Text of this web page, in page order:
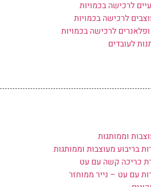
לרכישה בכמויות
לרכישה בכמויות
לרכישה בכמויות
לעובדים
וממותגות
בריבוע מעוצבות וממותגות
כריכה קשה עם עט
עם עט – נייר ממוחזר